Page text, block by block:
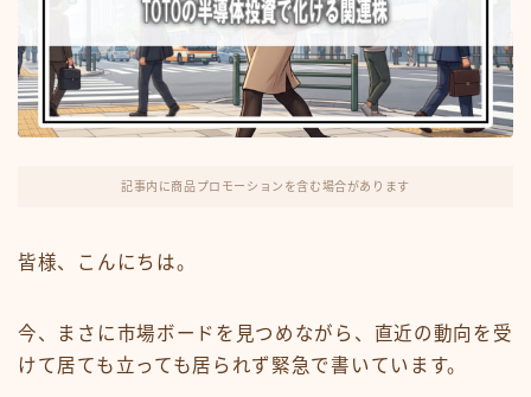
メルカリ販売
投資・株
記事内に商品プロモーションを含む場合があります
皆様、こんにちは。
今、まさに市場ボードを見つめながら、直近の動向を受
けて居ても立っても居られず緊急で書いています。